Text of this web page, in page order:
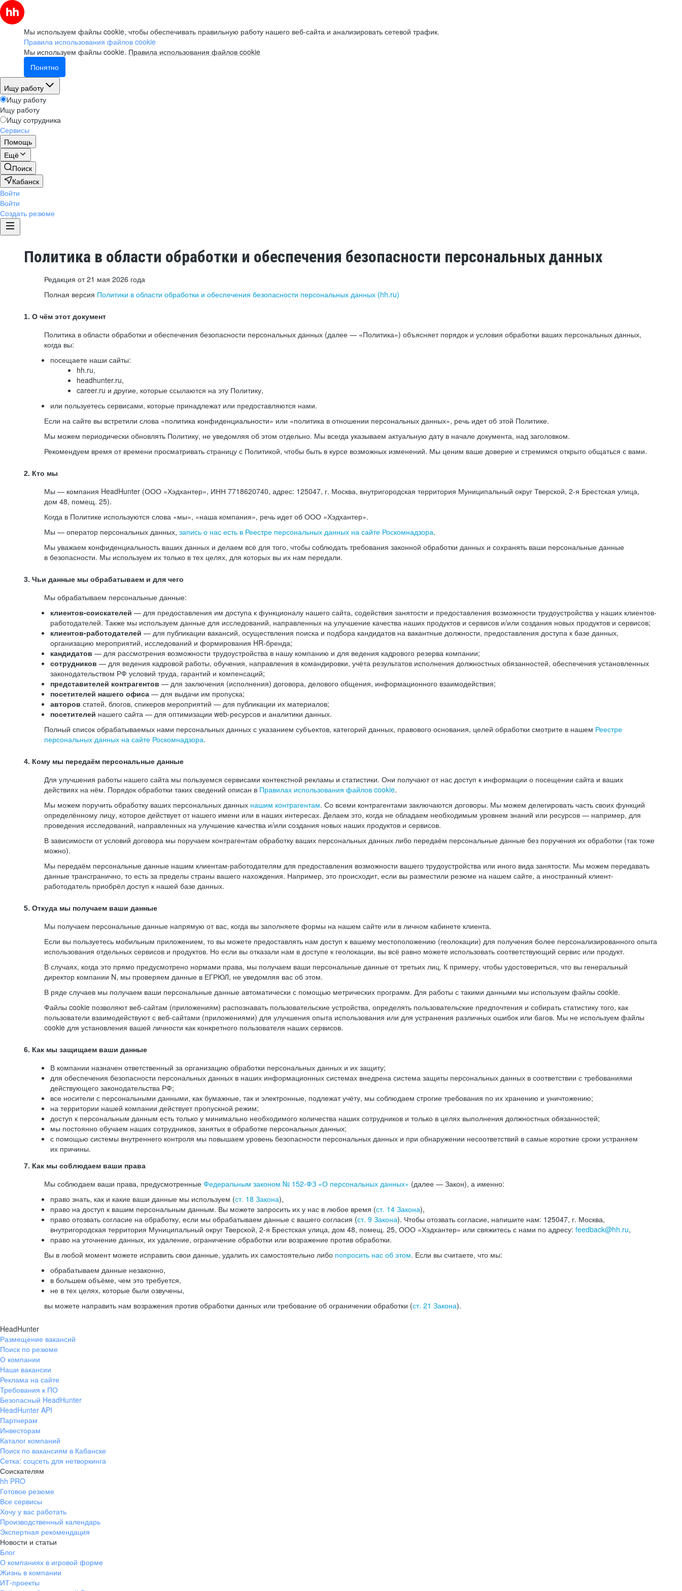
Мы используем файлы cookie, чтобы обеспечивать правильную работу нашего веб-сайта и анализировать сетевой трафик.
Правила использования файлов cookie
Мы используем файлы cookie. Правила использования файлов cookie
Понятно
Ищу работу
Ищу работу
Ищу работу
Ищу сотрудника
Сервисы
Помощь
Ещё
Поиск
Кабанск
Войти
Войти
Создать резюме
Политика в области обработки и обеспечения безопасности персональных данных
Редакция от 21 мая 2026 года
Полная версия Политики в области обработки и обеспечения безопасности персональных данных (hh.ru)
1. О чём этот документ
Политика в области обработки и обеспечения безопасности персональных данных (далее — «Политика») объясняет порядок и условия обработки ваших персональных данных,
когда вы:
посещаете наши сайты:
hh.ru,
headhunter.ru,
career.ru и другие, которые ссылаются на эту Политику,
или пользуетесь сервисами, которые принадлежат или предоставляются нами.
Если на сайте вы встретили слова «политика конфиденциальности» или «политика в отношении персональных данных», речь идет об этой Политике.
Мы можем периодически обновлять Политику, не уведомляя об этом отдельно. Мы всегда указываем актуальную дату в начале документа, над заголовком.
Рекомендуем время от времени просматривать страницу с Политикой, чтобы быть в курсе возможных изменений. Мы ценим ваше доверие и стремимся открыто общаться с вами.
2. Кто мы
Мы — компания HeadHunter (ООО «Хэдхантер», ИНН 7718620740, адрес: 125047, г. Москва, внутригородская территория Муниципальный округ Тверской, 2-я Брестская улица,
дом 48, помещ. 25).
Когда в Политике используются слова «мы», «наша компания», речь идет об ООО «Хэдхантер».
Мы — оператор персональных данных, запись о нас есть в Реестре персональных данных на сайте Роскомнадзора.
Мы уважаем конфиденциальность ваших данных и делаем всё для того, чтобы соблюдать требования законной обработки данных и сохранять ваши персональные данные
в безопасности. Мы используем их только в тех целях, для которых вы их нам передали.
3. Чьи данные мы обрабатываем и для чего
Мы обрабатываем персональные данные:
клиентов-соискателей — для предоставления им доступа к функционалу нашего сайта, содействия занятости и предоставления возможности трудоустройства у наших клиентов-
работодателей. Также мы используем данные для исследований, направленных на улучшение качества наших продуктов и сервисов и/или создания новых продуктов и сервисов;
клиентов-работодателей — для публикации вакансий, осуществления поиска и подбора кандидатов на вакантные должности, предоставления доступа к базе данных,
организацию мероприятий, исследований и формирования HR-бренда;
кандидатов — для рассмотрения возможности трудоустройства в нашу компанию и для ведения кадрового резерва компании;
сотрудников — для ведения кадровой работы, обучения, направления в командировки, учёта результатов исполнения должностных обязанностей, обеспечения установленных
законодательством РФ условий труда, гарантий и компенсаций;
представителей контрагентов — для заключения (исполнения) договора, делового общения, информационного взаимодействия;
посетителей нашего офиса — для выдачи им пропуска;
авторов статей, блогов, спикеров мероприятий — для публикации их материалов;
посетителей нашего сайта — для оптимизации web-ресурсов и аналитики данных.
Полный список обрабатываемых нами персональных данных с указанием субъектов, категорий данных, правового основания, целей обработки смотрите в нашем Реестре
персональных данных на сайте Роскомнадзора.
4. Кому мы передаём персональные данные
Для улучшения работы нашего сайта мы пользуемся сервисами контекстной рекламы и статистики. Они получают от нас доступ к информации о посещении сайта и ваших
действиях на нём. Порядок обработки таких сведений описан в Правилах использования файлов cookie.
Мы можем поручить обработку ваших персональных данных нашим контрагентам. Со всеми контрагентами заключаются договоры. Мы можем делегировать часть своих функций
определённому лицу, которое действует от нашего имени или в наших интересах. Делаем это, когда не обладаем необходимым уровнем знаний или ресурсов — например, для
проведения исследований, направленных на улучшение качества и/или создания новых наших продуктов и сервисов.
В зависимости от условий договора мы поручаем контрагентам обработку ваших персональных данных либо передаём персональные данные без поручения их обработки (так тоже
можно).
Мы передаём персональные данные нашим клиентам-работодателям для предоставления возможности вашего трудоустройства или иного вида занятости. Мы можем передавать
данные трансгранично, то есть за пределы страны вашего нахождения. Например, это происходит, если вы разместили резюме на нашем сайте, а иностранный клиент-
работодатель приобрёл доступ к нашей базе данных.
5. Откуда мы получаем ваши данные
Мы получаем персональные данные напрямую от вас, когда вы заполняете формы на нашем сайте или в личном кабинете клиента.
Если вы пользуетесь мобильным приложением, то вы можете предоставлять нам доступ к вашему местоположению (геолокации) для получения более персонализированного опыта
использования отдельных сервисов и продуктов. Но если вы отказали нам в доступе к геолокации, вы всё равно можете использовать соответствующий сервис или продукт.
В случаях, когда это прямо предусмотрено нормами права, мы получаем ваши персональные данные от третьих лиц. К примеру, чтобы удостовериться, что вы генеральный
директор компании N, мы проверяем данные в ЕГРЮЛ, не уведомляя вас об этом.
В ряде случаев мы получаем ваши персональные данные автоматически с помощью метрических программ. Для работы с такими данными мы используем файлы cookie.
Файлы cookie позволяют веб-сайтам (приложениям) распознавать пользовательские устройства, определять пользовательские предпочтения и собирать статистику того, как
пользователи взаимодействуют с веб-сайтами (приложениями) для улучшения опыта использования или для устранения различных ошибок или багов. Мы не используем файлы
cookie для установления вашей личности как конкретного пользователя наших сервисов.
6. Как мы защищаем ваши данные
В компании назначен ответственный за организацию обработки персональных данных и их защиту;
для обеспечения безопасности персональных данных в наших информационных системах внедрена система защиты персональных данных в соответствии с требованиями
действующего законодательства РФ;
все носители с персональными данными, как бумажные, так и электронные, подлежат учёту, мы соблюдаем строгие требования по их хранению и уничтожению;
на территории нашей компании действует пропускной режим;
доступ к персональным данным есть только у минимально необходимого количества наших сотрудников и только в целях выполнения должностных обязанностей;
мы постоянно обучаем наших сотрудников, занятых в обработке персональных данных;
с помощью системы внутреннего контроля мы повышаем уровень безопасности персональных данных и при обнаружении несоответствий в самые короткие сроки устраняем
их причины.
7. Как мы соблюдаем ваши права
Мы соблюдаем ваши права, предусмотренные Федеральным законом № 152-ФЗ «О персональных данных» (далее — Закон), а именно:
право знать, как и какие ваши данные мы используем (ст. 18 Закона),
право на доступ к вашим персональным данным. Вы можете запросить их у нас в любое время (ст. 14 Закона),
право отозвать согласие на обработку, если мы обрабатываем данные с вашего согласия (ст. 9 Закона). Чтобы отозвать согласие, напишите нам: 125047, г. Москва,
внутригородская территория Муниципальный округ Тверской, 2-я Брестская улица, дом 48, помещ. 25, ООО «Хэдхантер» или свяжитесь с нами по адресу: feedback@hh.ru,
право на уточнение данных, их удаление, ограничение обработки или возражение против обработки.
Вы в любой момент можете исправить свои данные, удалить их самостоятельно либо попросить нас об этом. Если вы считаете, что мы:
обрабатываем данные незаконно,
в большем объёме, чем это требуется,
не в тех целях, которые были озвучены,
вы можете направить нам возражения против обработки данных или требование об ограничении обработки (ст. 21 Закона).
HeadHunter
Размещение вакансий
Поиск по резюме
О компании
Наши вакансии
Реклама на сайте
Требования к ПО
Безопасный HeadHunter
HeadHunter API
Партнерам
Инвесторам
Каталог компаний
Поиск по вакансиям в Кабанске
Сетка: соцсеть для нетворкинга
Соискателям
hh PRO
Готовое резюме
Все сервисы
Хочу у вас работать
Производственный календарь
Экспертная рекомендация
Новости и статьи
Блог
О компаниях в игровой форме
Жизнь в компании
ИТ-проекты